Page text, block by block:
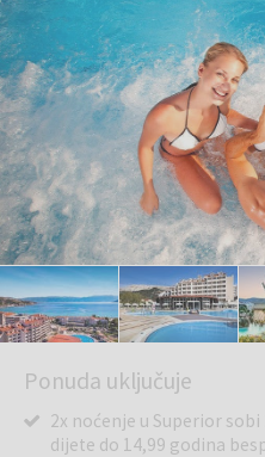
Ponuda uključuje
2x noćenje u Superior
dijete do 14,99 godina